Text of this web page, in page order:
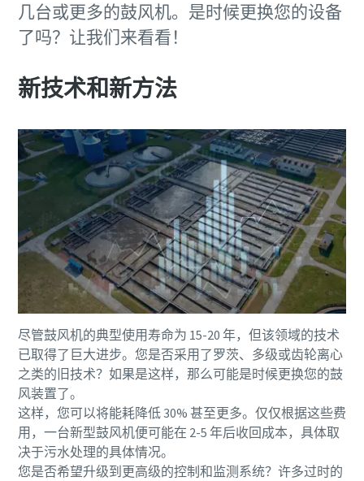
几台或更多的鼓风机。是时候更换您的设备
了吗？让我们来看看！
新技术和新方法
尽管鼓风机的典型使用寿命为 15-20 年，但该领域的技术
已取得了巨大进步。您是否采用了罗茨、多级或齿轮离心
之类的旧技术？如果是这样，那么可能是时候更换您的鼓
风装置了。
这样，您可以将能耗降低 30% 甚至更多。仅仅根据这些费
用，一台新型鼓风机便可能在 2-5 年后收回成本，具体取
决于污水处理的具体情况。
您是否希望升级到更高级的控制和监测系统？许多过时的